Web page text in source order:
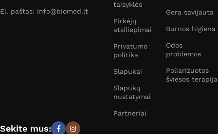
El. paštas: info@biomed.lt
taisyklės
Pirkėjų
atsiliepimai
Privatumo
politika
Slapukai
Slapukų
nustatymai
Partneriai
Gera savijauta
Burnos higiena
Odos
problemos
Poliarizuotos
šviesos terapija
Sekite mus: